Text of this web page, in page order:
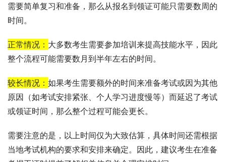
需要简单复习和准备，那么从报名到领证可能只需要数周的
时间。
正常情况： 大多数考生需要参加培训来提高技能水平，因此
整个流程可能需要数月到半年左右的时间。
较长情况： 如果考生需要额外的时间来准备考试或因为其他
原因（如考试安排紧张、个人学习进度慢等）而延迟了考试
或领证时间，那么整个过程可能会更长。
需要注意的是，以上时间仅为大致估算，具体时间还需根据
当地考试机构的要求和安排来确定。因此，建议考生在准备